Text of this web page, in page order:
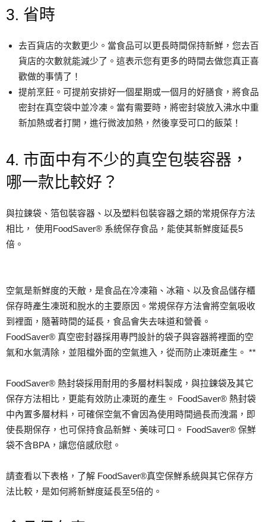
3. 省時
去百貨店的次數更少。當食品可以更長時間保持新鮮，您去百
貨店的次數就能減少了。這表示您有更多的時間去做您真正喜
歡做的事情了！
提前烹飪。可提前安排好一個星期或一個月的好膳食，將食品
密封在真空袋中並冷凍。當有需要時，將密封袋放入沸水中重
新加熱或者打開，進行微波加熱，然後享受可口的飯菜！
4. 市面中有不少的真空包裝容器，
哪一款比較好？
與拉鍊袋、箔包裝容器、以及塑料包裝容器之類的常規保存方法
相比， 使用FoodSaver® 系統保存食品，能使其新鮮度延長5
倍。
空氣是新鮮度的天敵，是食品在冷凍箱、冰箱、以及食品儲存櫃
保存時產生凍斑和脫水的主要原因。常規保存方法會將空氣吸收
到裡面，隨著時間的延長，食品會失去味道和營養。
FoodSaver® 真空密封器採用專門設計的袋子與容器將裡面的空
氣和水氣清除，並阻檔外面的空氣進入，從而防止凍斑產生。 **
FoodSaver® 熱封袋採用耐用的多層材料製成，與拉鍊袋及其它
保存方法相比，更能有效防止凍斑的產生。 FoodSaver® 熱封袋
中內置多層材料，可確保空氣不會因為使用時間過長而洩漏，即
使長期保存，也可保持食品新鮮、美味可口。 FoodSaver® 保鮮
袋不含BPA，讓您倍感欣慰。
請查看以下表格，了解 FoodSaver®真空保鮮系統與其它保存方
法比較，是如何將新鮮度延長至5倍的。